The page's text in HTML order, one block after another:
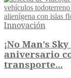
Innovación
¡No Man’s
aniversario
transporte...